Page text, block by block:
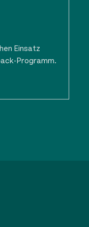
Einsatz
Programm.